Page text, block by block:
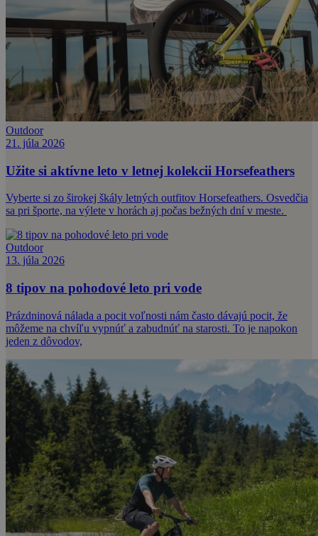
Outdoor
21. júla 2026
Užite si aktívne leto v letnej kolekcii Horsefeathers
Vyberte si zo širokej škály letných outfitov Horsefeathers. Osvedčia
sa pri športe, na výlete v horách aj počas bežných dní v meste.
Outdoor
13. júla 2026
8 tipov na pohodové leto pri vode
Prázdninová nálada a pocit voľnosti nám často dávajú pocit, že
môžeme na chvíľu vypnúť a zabudnúť na starosti. To je napokon
jeden z dôvodov,